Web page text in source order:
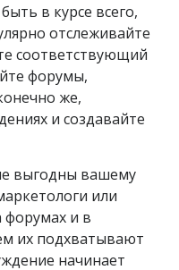
в курсе всего,
отслеживайте
соответствующий
форумы,
же,
и создавайте
выгодны вашему
или
форумах и в
их подхватывают
начинает